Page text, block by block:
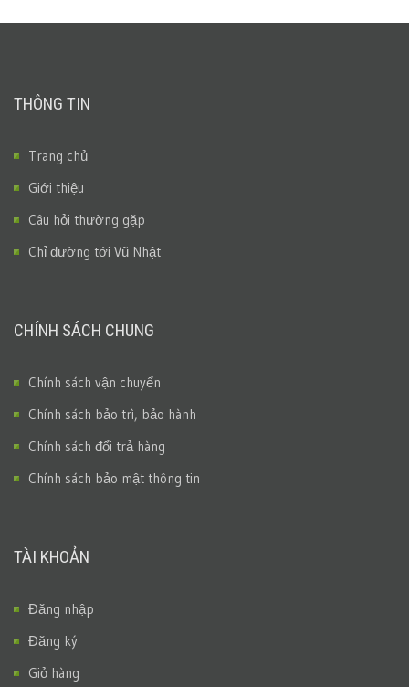
THÔNG TIN
Trang chủ
Giới thiệu
Câu hỏi thường gặp
Chỉ đường tới Vũ Nhật
CHÍNH SÁCH CHUNG
Chính sách vận chuyển
Chính sách bảo trì, bảo hành
Chính sách đổi trả hàng
Chính sách bảo mật thông tin
TÀI KHOẢN
Đăng nhập
Đăng ký
Giỏ hàng